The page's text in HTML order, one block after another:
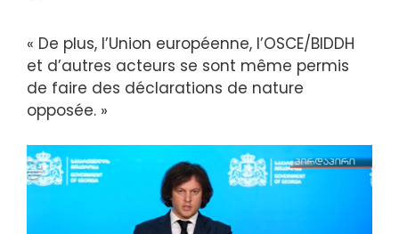
« De plus, l’Union européenne, l’OSCE/BIDDH
et d’autres acteurs se sont même permis
de faire des déclarations de nature
opposée. »